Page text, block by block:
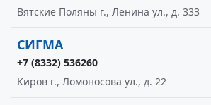
Вятские Поляны г., Ленина ул., д. 333
СИГМА
+7 (8332) 536260
Киров г., Ломоносова ул., д. 22